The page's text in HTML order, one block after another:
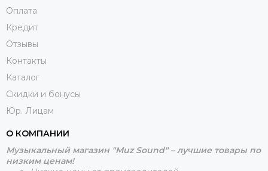
Оплата
Кредит
Отзывы
Контакты
Каталог
Скидки и бонусы
Юр. Лицам
О КОМПАНИИ
Музыкальный магазин "Muz Sound" – лучшие товары по
низким ценам!